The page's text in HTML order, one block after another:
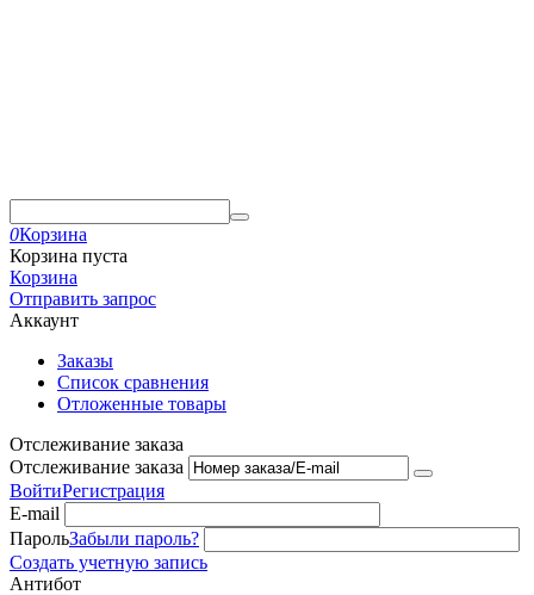
0Корзина
Корзина пуста
Корзина
Отправить запрос
Аккаунт
Заказы
Список сравнения
Отложенные товары
Отслеживание заказа
Отслеживание заказа
ВойтиРегистрация
E-mail
ПарольЗабыли пароль?
Создать учетную запись
Антибот